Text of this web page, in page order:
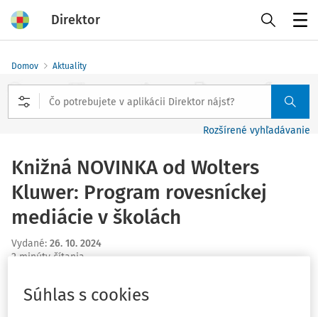
Direktor
Domov Aktuality
Rozšírené vyhľadávanie
Knižná NOVINKA od Wolters
Kluwer: Program rovesníckej
mediácie v školách
Vydané: 26. 10. 2024
2 minúty čítania
Autorka: Dušana Bieleszová
Súhlas s cookies